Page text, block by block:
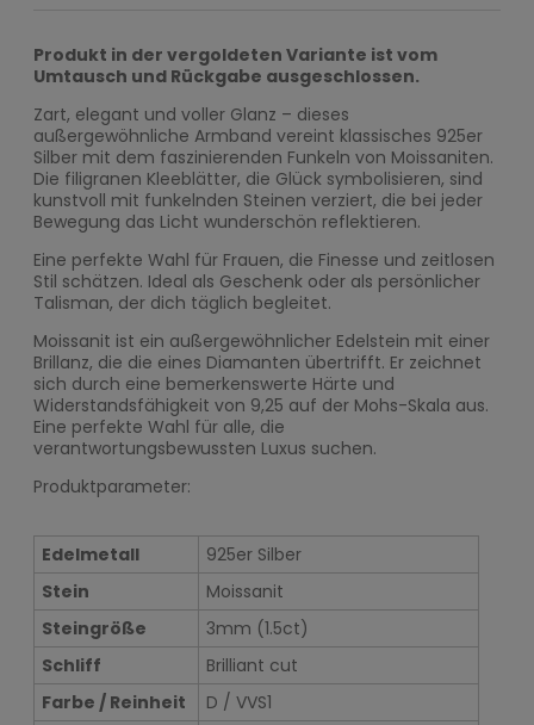
Produkt in der vergoldeten Variante ist vom
Umtausch und Rückgabe ausgeschlossen.
Zart, elegant und voller Glanz – dieses
außergewöhnliche Armband vereint klassisches 925er
Silber mit dem faszinierenden Funkeln von Moissaniten.
Die filigranen Kleeblätter, die Glück symbolisieren, sind
kunstvoll mit funkelnden Steinen verziert, die bei jeder
Bewegung das Licht wunderschön reflektieren.
Eine perfekte Wahl für Frauen, die Finesse und zeitlosen
Stil schätzen. Ideal als Geschenk oder als persönlicher
Talisman, der dich täglich begleitet.
Moissanit ist ein außergewöhnlicher Edelstein mit einer
Brillanz, die die eines Diamanten übertrifft. Er zeichnet
sich durch eine bemerkenswerte Härte und
Widerstandsfähigkeit von 9,25 auf der Mohs-Skala aus.
Eine perfekte Wahl für alle, die
verantwortungsbewussten Luxus suchen.
Produktparameter:
Edelmetall
925er Silber
Stein
Moissanit
Steingröße
3mm (1.5ct)
Schliff
Brilliant cut
Farbe / Reinheit
D / VVS1